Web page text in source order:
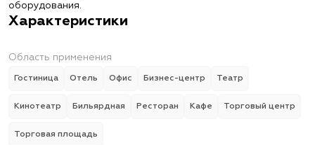
оборудования.
Характеристики
Область применения
Гостиница Отель Офис Бизнес-центр Театр
Кинотеатр Бильярдная Ресторан Кафе Торговый центр
Торговая площадь